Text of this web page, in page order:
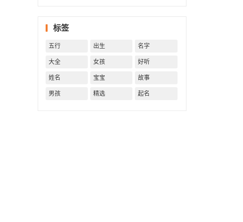
标签
五行 出生 名字
大全 女孩 好听
姓名 宝宝 故事
男孩 精选 起名